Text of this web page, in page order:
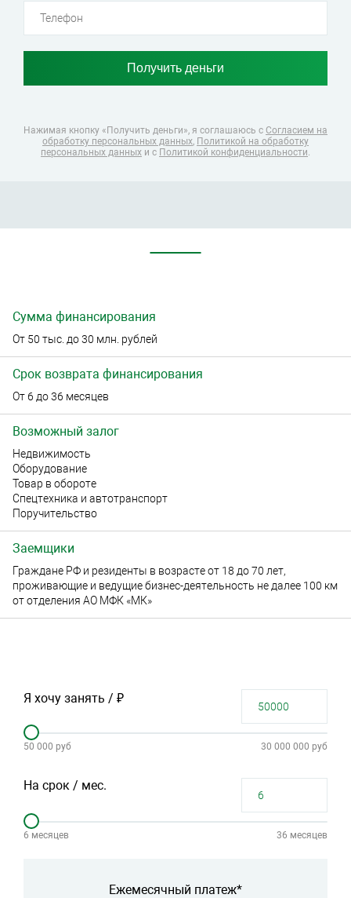
Нажимая кнопку «Получить деньги», я соглашаюсь с Согласием на
обработку персональных данных, Политикой на обработку
персональных данных и с Политикой конфиденциальности.
Сумма финансирования
От 50 тыс. до 30 млн. рублей
Срок возврата финансирования
От 6 до 36 месяцев
Возможный залог
Недвижимость
Оборудование
Товар в обороте
Спецтехника и автотранспорт
Поручительство
Заемщики
Граждане РФ и резиденты в возрасте от 18 до 70 лет,
проживающие и ведущие бизнес-деятельность не далее 100 км
от отделения АО МФК «МК»
Я хочу занять / ₽
50 000 руб 30 000 000 руб
На срок / мес.
6 месяцев 36 месяцев
Ежемесячный платеж*